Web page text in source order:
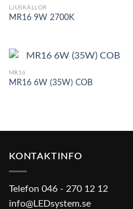
LJUSKÄLLOR
MR16 9W 2700K
MR16
MR16 6W (35W) COB
KONTAKTINFO
Telefon 046 - 270 12 12
info@LEDsystem.se